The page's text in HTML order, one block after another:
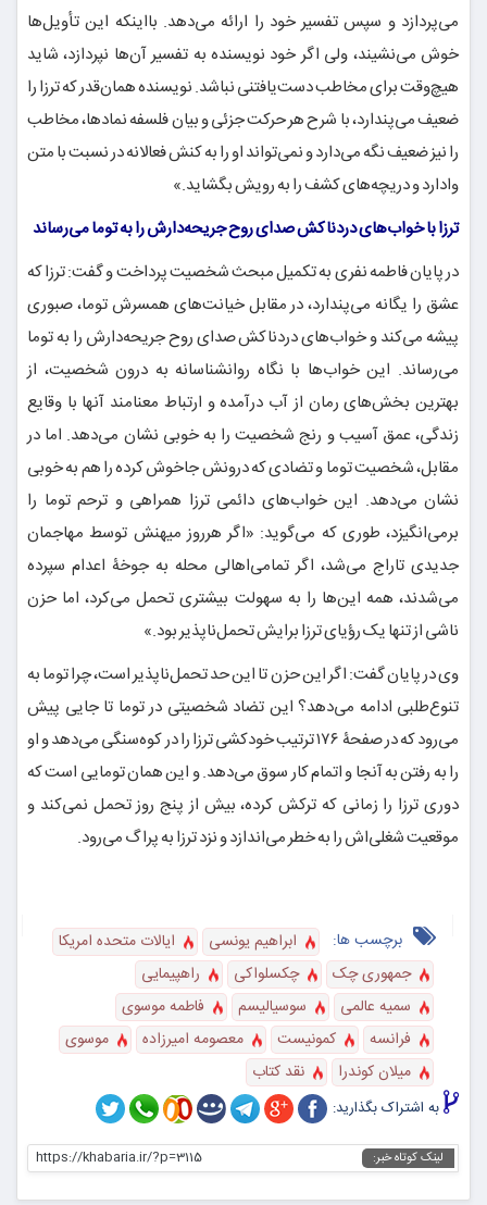
می‌پردازد و سپس تفسیر خود را ارائه می‌دهد. بااینکه این تأویل‌ها
خوش می‌نشیند، ولی اگر خود نویسنده به تفسیر آن‌ها نپردازد، شاید
هیچ‌وقت برای مخاطب دست‌یافتنی نباشد. نویسنده همان‌قدر که ترزا را
ضعیف می‌پندارد، با شرح هر حرکت جزئی و بیان فلسفه نمادها، مخاطب
را نیز ضعیف نگه می‌دارد و نمی‌تواند او را به کنش فعالانه در نسبت با متن
وادارد و دریچه‌های کشف را به رویش بگشاید.»
ترزا با خواب‌های دردناکش صدای روح جریحه‌دارش را به توما می‌رساند
در پایان فاطمه نفری به تکمیل مبحث شخصیت پرداخت و گفت: ترزا که
عشق را یگانه می‌پندارد، در مقابل خیانت‌های همسرش توما، صبوری
پیشه می‌کند و خواب‌های دردناکش صدای روح جریحه‌دارش را به توما
می‌رساند. این خواب‌ها با نگاه روانشناسانه به درون شخصیت، از
بهترین بخش‌های رمان از آب درآمده و ارتباط معنامند آنها با وقایع
زندگی، عمق آسیب و رنج شخصیت را به خوبی نشان می‌دهد. اما در
مقابل، شخصیت توما و تضادی که درونش جاخوش کرده را هم به خوبی
نشان می‌دهد. این خواب‌های دائمی ترزا همراهی و ترحم توما را
برمی‌انگیزد، طوری که می‌گوید: «اگر هرروز میهنش توسط مهاجمان
جدیدی تاراج می‌شد، اگر تمامی‌اهالی محله به جوخۀ اعدام سپرده
می‌شدند، همه این‌ها را به سهولت بیشتری تحمل می‌کرد، اما حزن
ناشی از تنها یک رؤیای ترزا برایش تحمل‌ناپذیر بود.»
وی در پایان گفت: اگر این حزن تا این حد تحمل‌ناپذیر است، چرا توما به
تنوع‌طلبی ادامه می‌دهد؟ این تضاد شخصیتی در توما تا جایی پیش
می‌رود که در صفحۀ ۱۷۶ ترتیب خودکشی ترزا را در کوه‌سنگی می‌دهد و او
را به رفتن به آنجا و اتمام کار سوق می‌دهد. و این همان تومایی است که
دوری ترزا را زمانی که ترکش کرده، بیش از پنج روز تحمل نمی‌کند و
موقعیت شغلی‌اش را به خطر می‌اندازد و نزد ترزا به پراگ می‌رود.
برچسب ها: ابراهیم یونسی
ایالات متحده امریکا
جمهوری چک
چکسلواکی
راهپیمایی
سمیه عالمی
سوسیالیسم
فاطمه موسوی
فرانسه
کمونیست معصومه امیرزاده
موسوی
میلان کوندرا
نقد کتاب
به اشتراک بگذارید:
لینک کوتاه خبر: https://khabaria.ir/?p=3115